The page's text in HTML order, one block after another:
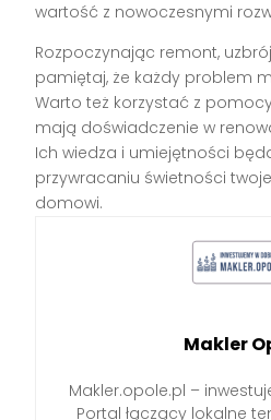
wartość z nowoczesnymi
Rozpoczynając remont,
pamiętaj, że każdy problem
Warto też korzystać z
mają doświadczenie w
Ich wiedza i umiejętności
przywracaniu świetności
domowi.
Makler
Makler.opole.pl –
Portal łączący lokalne